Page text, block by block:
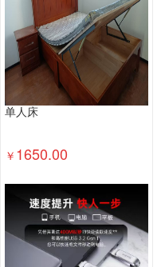
单人床
￥ 1650.00